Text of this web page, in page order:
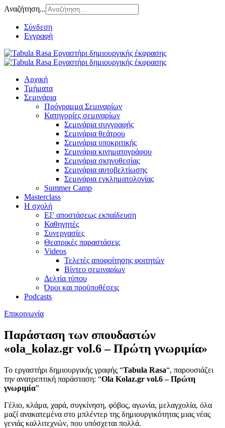
Αναζήτηση...
Σύνδεση
Εγγραφή
Αρχική
Τμήματα
Σεμινάρια
Πρόγραμμα Σεμιναρίων
Κατηγορίες σεμιναρίων
Σεμινάρια συγγραφής
Σεμινάρια θεάτρου
Σεμινάρια υποκριτικής
Σεμινάρια κινηματογράφου
Σεμινάρια σκηνοθεσίας
Σεμινάρια αυτοβελτίωσης
Σεμινάρια εγκληματολογίας
Summer Camp
Masterclass
Η σχολή
Εξ' αποστάσεως εκπαίδευση
Καθηγητές
Συνεργασίες
Θεατρικές παραστάσεις
Videos
Τελετές αποφοίτησης φοιτητών
Βίντεο σεμιναρίων
Δελτία τύπου
Όροι και προϋποθέσεις
Podcasts
Επικοινωνία
Παράσταση των σπουδαστών
«ola_kolaz.gr vol.6 – Πρώτη γνωριμία»
Το εργαστήρι δημιουργικής γραφής “Tabula Rasa“, παρουσιάζει
την ανατρεπτική παράσταση: “Ola Kolaz.gr vol.6 – Πρώτη
γνωριμία”
Γέλιο, κλάμα, χαρά, συγκίνηση, φόβος, αγωνία, μελαγχολία, όλα
μαζί ανακατεμένα στο μπλέντερ της δημιουργικότητας μιας νέας
γενιάς καλλιτεχνών, που υπόσχεται πολλά.